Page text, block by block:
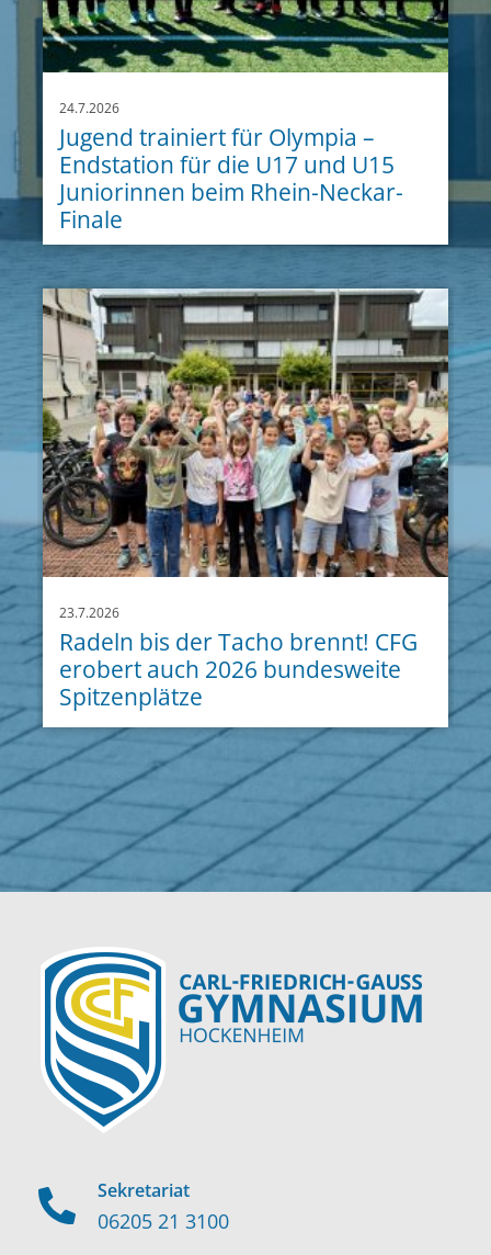
24.7.2026
Jugend trainiert für Olympia –
Endstation für die U17 und U15
Juniorinnen beim Rhein-Neckar-
Finale
23.7.2026
Radeln bis der Tacho brennt! CFG
erobert auch 2026 bundesweite
Spitzenplätze
Sekretariat
06205 21 3100